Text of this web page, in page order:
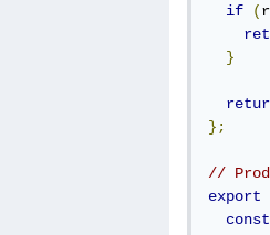
if (
}
};
//
export
const